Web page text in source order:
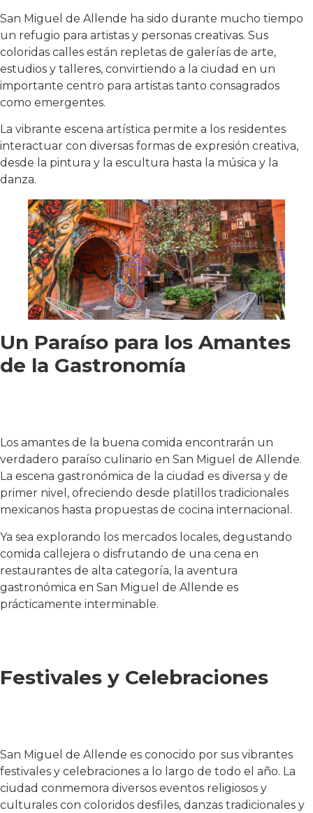
San Miguel de Allende ha sido durante mucho tiempo
un refugio para artistas y personas creativas. Sus
coloridas calles están repletas de galerías de arte,
estudios y talleres, convirtiendo a la ciudad en un
importante centro para artistas tanto consagrados
como emergentes.
La vibrante escena artística permite a los residentes
interactuar con diversas formas de expresión creativa,
desde la pintura y la escultura hasta la música y la
danza.
Un Paraíso para los Amantes
de la Gastronomía
Los amantes de la buena comida encontrarán un
verdadero paraíso culinario en San Miguel de Allende.
La escena gastronómica de la ciudad es diversa y de
primer nivel, ofreciendo desde platillos tradicionales
mexicanos hasta propuestas de cocina internacional.
Ya sea explorando los mercados locales, degustando
comida callejera o disfrutando de una cena en
restaurantes de alta categoría, la aventura
gastronómica en San Miguel de Allende es
prácticamente interminable.
Festivales y Celebraciones
San Miguel de Allende es conocido por sus vibrantes
festivales y celebraciones a lo largo de todo el año. La
ciudad conmemora diversos eventos religiosos y
culturales con coloridos desfiles, danzas tradicionales y